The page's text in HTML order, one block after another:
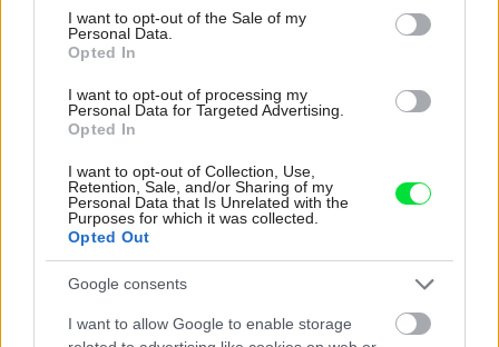
consent section.
I want to opt-out of the Sale of my
Personal Data.
Opted In
I want to opt-out of processing my
Personal Data for Targeted Advertising.
Opted In
I want to opt-out of Collection, Use,
Retention, Sale, and/or Sharing of my
Personal Data that Is Unrelated with the
Purposes for which it was collected.
Opted Out
Google consents
I want to allow Google to enable storage
Úprava stien v starom dome